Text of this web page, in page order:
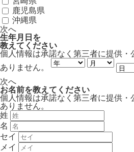
鹿児島県
沖縄県
次へ
生年月日 を
教えてください
個人情報は承諾なく第三者に提供・
ありません。
次へ
お名前を教えてください
個人情報は承諾なく第三者に提供・
ありません。
姓
名
セイ
メイ